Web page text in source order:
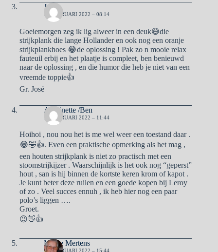
José
10 FEBRUARI 2022 – 08:14
Goeiemorgen zeg ik lig alweer in een deuk😅die
strijkplank die lange Hollander en ook nog een oranje
strijkplankhoes 😂de oplossing ! Pak zo n mooie relax
fauteuil erbij en het plaatje is compleet, ben benieuwd
naar de oplossing , en die humor die heb je niet van een
vreemde toppie👍
Gr. José
Antoinette /Ben
10 FEBRUARI 2022 – 11:44
Hoihoi , nou nou het is me wel weer een toestand daar .
😂🤣👍. Even een praktische opmerking als het mag ,
een houten strijkplank is niet zo practisch met een
stoomstrijkijzer . Waarschijnlijk is het ook nog “geperst”
hout , san is hij binnen de kortste keren krom of kapot .
Je kunt beter deze ruilen en een goede kopen bij Leroy
of zo . Veel succes ennuh , ik heb hier nog een paar
polo’s liggen ….
Groet.
😉👋👍
Mieke Mertens
10 FEBRUARI 2022 – 15:44